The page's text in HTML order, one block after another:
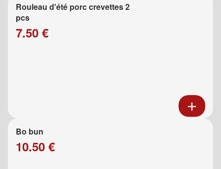
Rouleau d'été porc crevettes 2
pcs
7.50 €
Bo bun
10.50 €